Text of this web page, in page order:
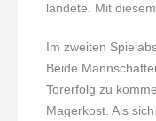
landete. Mit
Im zweiten
Beide
Torerfolg zu
Magerkost. Als